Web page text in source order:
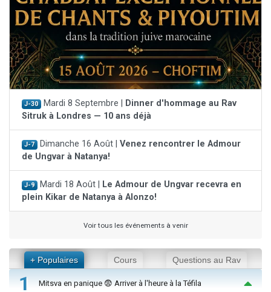
J-30 Mardi 8 Septembre |
Dinner d'hommage au Rav
Sitruk à Londres — 10 ans déjà
J-7 Dimanche 16 Août | Venez rencontrer le Admour
de Ungvar à Natanya!
J-9 Mardi 18 Août |
Le Admour de Ungvar recevra en
plein Kikar de Natanya à Alonzo!
Voir tous les événements à venir
+ Populaires Cours Questions au Rav
1 Mitsva en panique 😨 Arriver à l'heure à la Téfila